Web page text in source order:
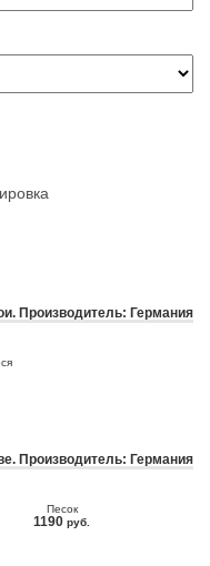
Производитель: Германия
Производитель: Германия
Песок
1190 руб.